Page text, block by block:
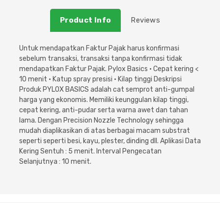
Saniter
Product Info Reviews
Untuk mendapatkan Faktur Pajak harus konfirmasi
sebelum transaksi, transaksi tanpa konfirmasi tidak
mendapatkan Faktur Pajak. Pylox Basics • Cepat kering <
10 menit • Katup spray presisi • Kilap tinggi Deskripsi
Produk PYLOX BASICS adalah cat semprot anti-gumpal
harga yang ekonomis. Memiliki keunggulan kilap tinggi,
cepat kering, anti-pudar serta warna awet dan tahan
lama. Dengan Precision Nozzle Technology sehingga
mudah diaplikasikan di atas berbagai macam substrat
seperti seperti besi, kayu, plester, dinding dll. Aplikasi Data
Kering Sentuh : 5 menit. Interval Pengecatan
Selanjutnya : 10 menit.